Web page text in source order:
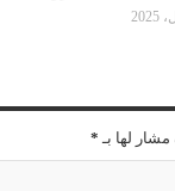
لها بـ *